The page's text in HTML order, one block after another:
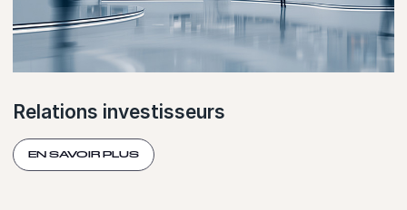
Relations investisseurs
EN SAVOIR PLUS